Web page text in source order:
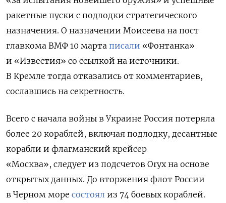
ракетные пуски с подлодки стратегического
назначения. О назначении Моисеева на пост
главкома ВМФ 10 марта писали «Фонтанка»
и «Известия» со ссылкой на источники.
В Кремле тогда отказались от комментариев,
сославшись на секретность.
Всего с начала войны в Украине Россия потеряла
более 20 кораблей, включая подлодку, десантные
корабли и флагманский крейсер
«Москва», следует из подсчетов Oryx на основе
открытых данных. До вторжения флот России
в Черном море состоял из 74 боевых кораблей.